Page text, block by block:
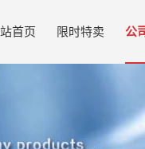
首页 限时特卖 公